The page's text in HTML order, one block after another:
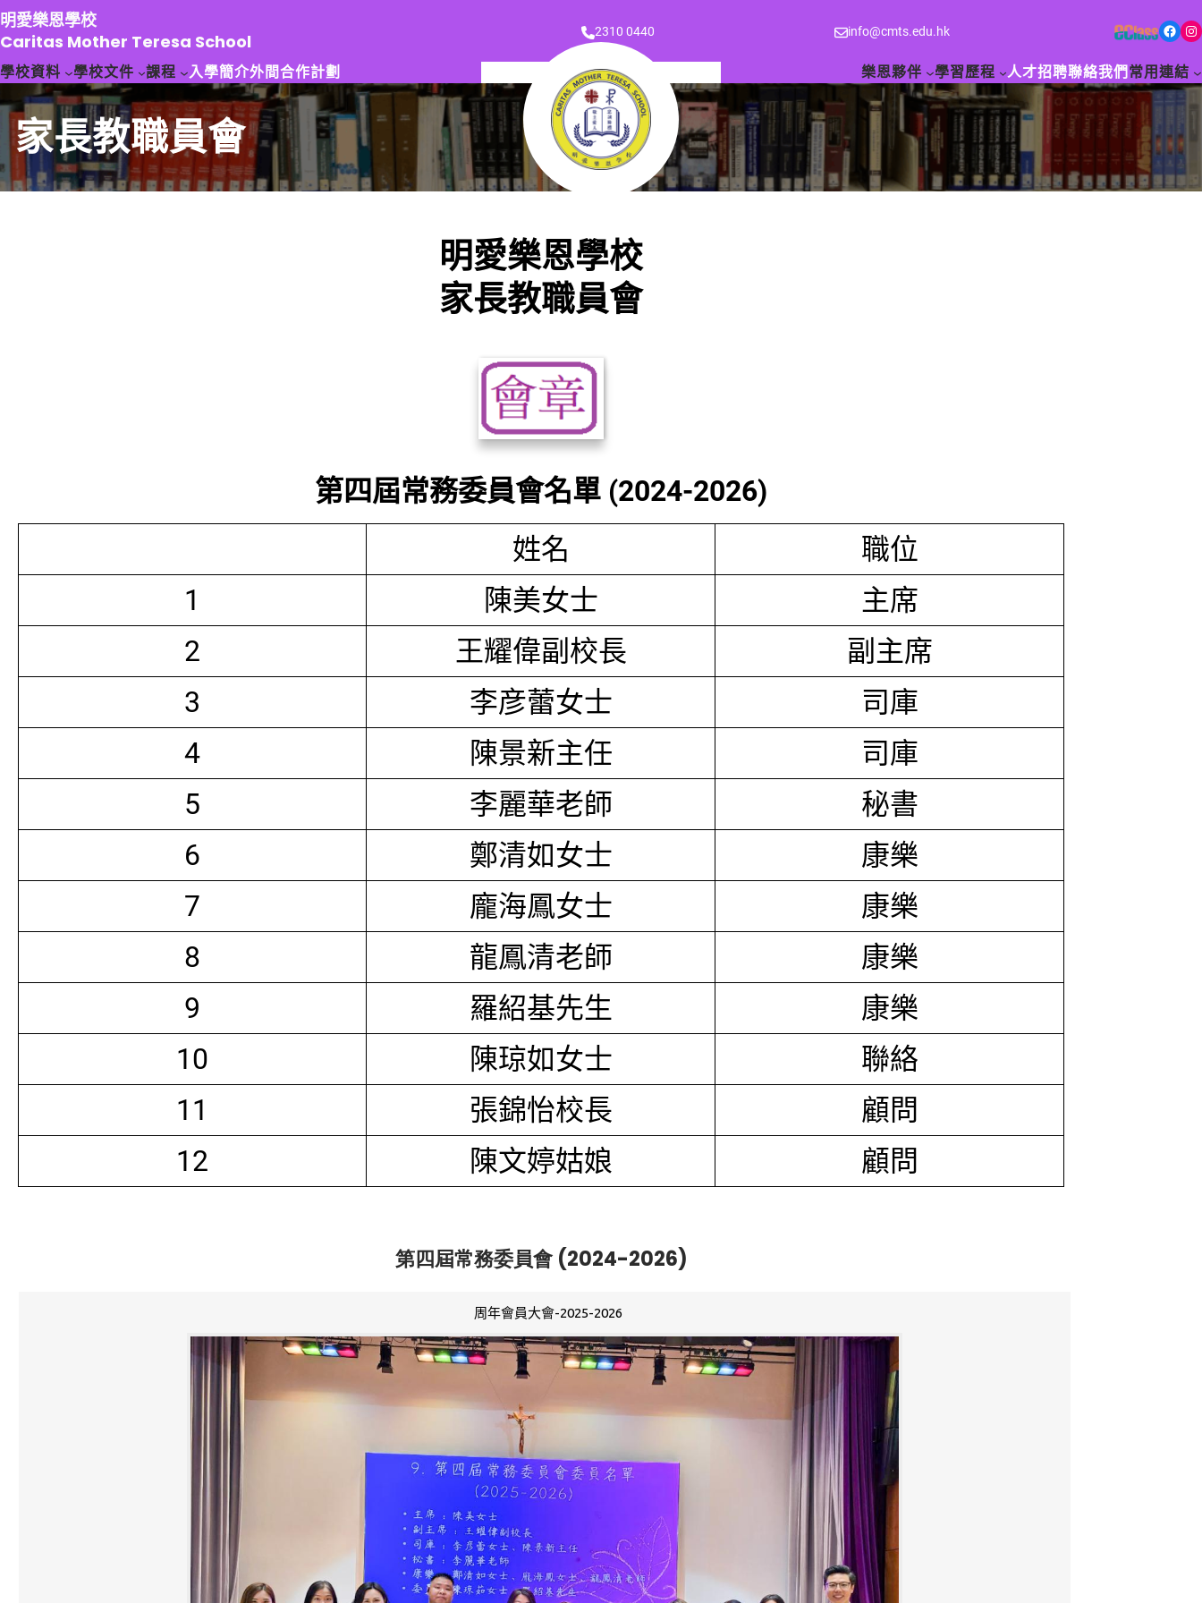
跳
至
主
要
容
明愛樂恩學校
Caritas Mother Teresa School
2310 0440 info@cmts.edu.hk Facebook Instagram
學校資料 學校文件 課程 入學簡介外間合作計劃 樂恩夥伴 學習歷程 人才招聘聯絡我們 常用連結
家長教職員會
明愛樂恩學校
家長教職員會
第四屆常務委員會名單 (2024-2026)
姓名
職位
1
陳美女士
主席
2
王耀偉副校長
副主席
3
李彦蕾女士
司庫
4
陳景新主任
司庫
5
李麗華老師
秘書
6
鄭清如女士
康樂
7
龐海鳳女士
康樂
8
龍鳳清老師
康樂
9
羅紹基先生
康樂
10
陳琼如女士
聯絡
11
張錦怡校長
顧問
12
陳文婷姑娘 顧問
第四屆常務委員會 (2024-2026)
周年會員大會-2025-2026